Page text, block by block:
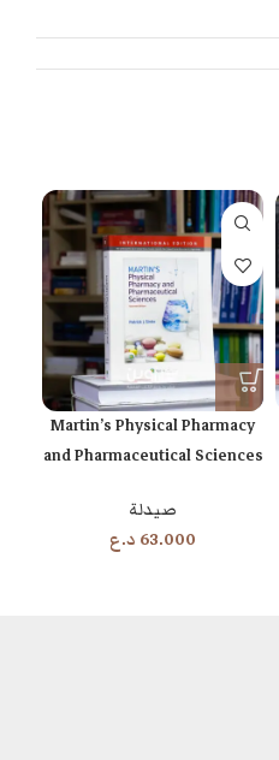
Martin’s Physical Pharmacy
and Pharmaceutical Sciences
صيدلة
63.000 د.ع